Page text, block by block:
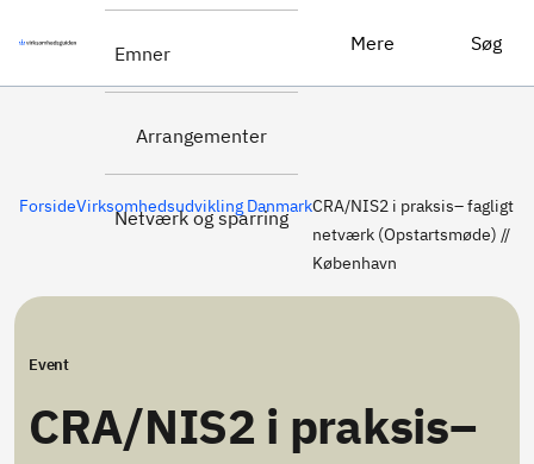
Emner
Arrangementer
Netværk og sparring
Mere Søg
ForsideVirksomhedsudvikling DanmarkCRA/NIS2 i praksis– fagligt
netværk (Opstartsmøde) //
København
Event
CRA/NIS2 i praksis–